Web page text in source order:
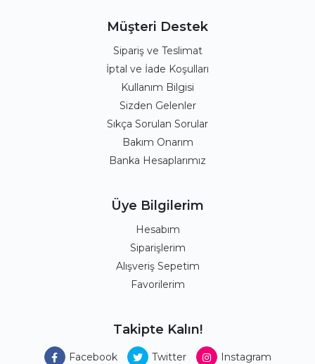
Müşteri Destek
Sipariş ve Teslimat
İptal ve İade Koşulları
Kullanım Bilgisi
Sizden Gelenler
Sıkça Sorulan Sorular
Bakım Onarım
Banka Hesaplarımız
Üye Bilgilerim
Hesabım
Siparişlerim
Alışveriş Sepetim
Favorilerim
Takipte Kalın!
Facebook Twitter
Instagram